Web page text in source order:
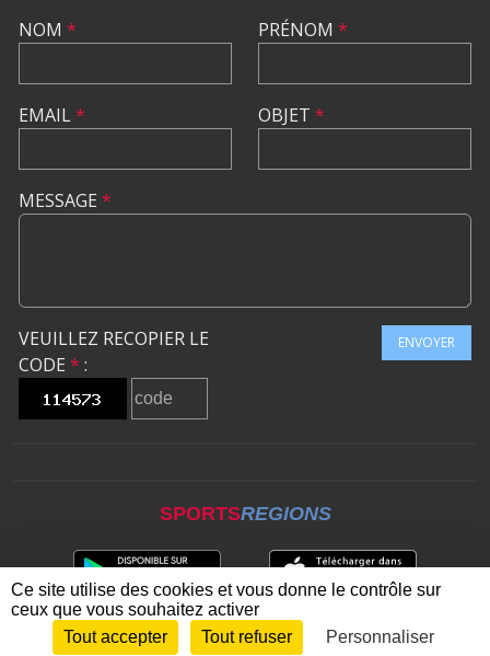
NOM *
EMAIL*
PRÉNOM *
OBJET *
MESSAGE *
VEUILLEZ RECOPIER LE
CODE * :
ENVOYER
SPORTSREGIONS
Envie de participer ? CONNEXION
Ce site utilise des cookies et vous donne le contrôle sur
ceux que vous souhaitez activer
Tout accepter
Tout refuser Personnaliser